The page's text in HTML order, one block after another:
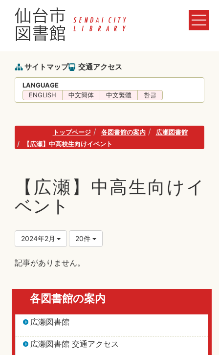
サイトマップ 交通アクセス
LANGUAGE
ENGLISH
中文簡体 中文繁體 한글
トップページ 各図書館の案内
広瀬図書館
【広瀬】中高校生向けイベント
【広瀬】中高生向けイ
ベント
2024年2月 20件
記事がありません。
各図書館の案内
広瀬図書館
広瀬図書館 交通アクセス